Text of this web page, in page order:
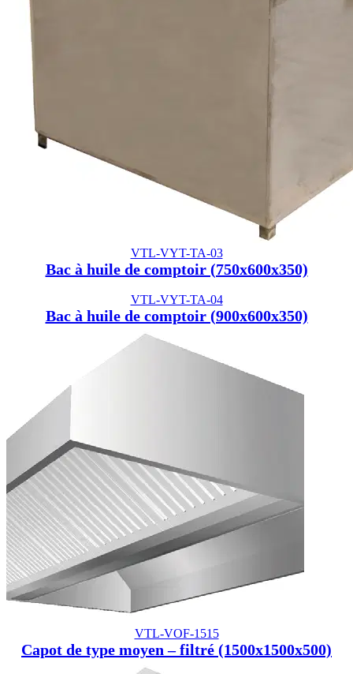
VTL-VYT-TA-03
Bac à huile de comptoir (750x600x350)
VTL-VYT-TA-04
Bac à huile de comptoir (900x600x350)
VTL-VOF-1515
Capot de type moyen – filtré (1500x1500x500)